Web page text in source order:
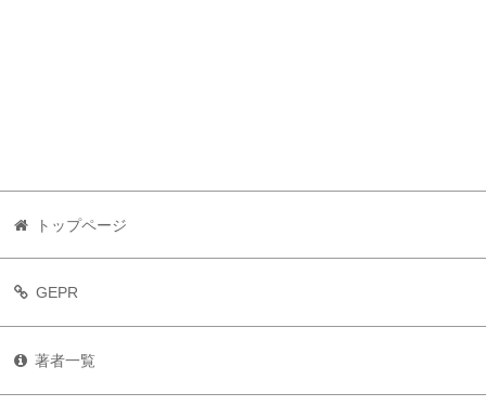
トップページ
GEPR
著者一覧